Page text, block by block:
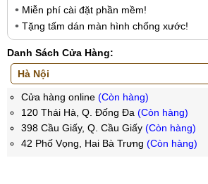
Miễn phí cài đặt phần mềm!
Tặng tấm dán màn hình chống xước!
Danh Sách Cửa Hàng:
Cửa hàng online (Còn hàng)
120 Thái Hà, Q. Đống Đa (Còn hàng)
398 Cầu Giấy, Q. Cầu Giấy (Còn hàng)
42 Phố Vọng, Hai Bà Trưng (Còn hàng)